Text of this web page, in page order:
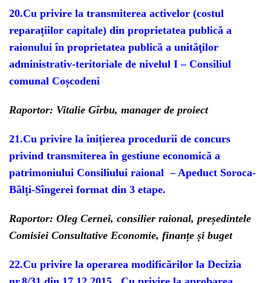
20.Cu privire la transmiterea activelor (costul
reparațiilor capitale) din proprietatea publică a
raionului în proprietatea publică a unităţilor
administrativ-teritoriale de nivelul I – Consiliul
comunal Coșcodeni
Raportor: Vitalie Gîrbu, manager de proiect
21.Cu privire la inițierea procedurii de concurs
privind transmiterea în gestiune economică a
patrimoniului Consiliului raional – Apeduct Soroca-
Bălți-Sîngerei format din 3 etape.
Raportor: Oleg Cernei, consilier raional, președintele
Comisiei Consultative Economie, finanțe și buget
22.Cu privire la operarea modificărilor la Decizia